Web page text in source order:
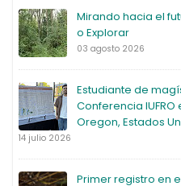
Mirando hacia el
o Explorar
03 agosto 2026
Estudiante de
Conferencia
Oregon, Estados
14 julio 2026
Primer registro en